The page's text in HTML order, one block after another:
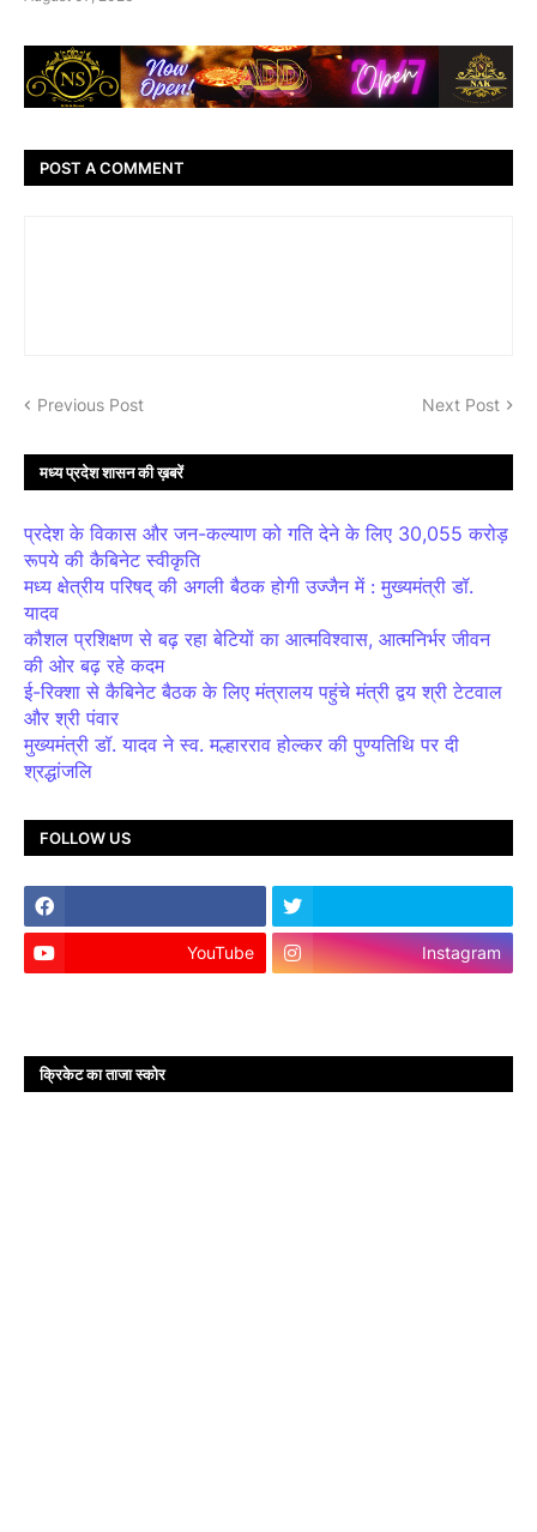
POST A COMMENT
Previous Post Next Post
मध्य प्रदेश शासन की ख़बरें
प्रदेश के विकास और जन-कल्याण को गति देने के लिए 30,055 करोड़
रूपये की कैबिनेट स्वीकृति
मध्य क्षेत्रीय परिषद् की अगली बैठक होगी उज्जैन में : मुख्यमंत्री डॉ.
यादव
कौशल प्रशिक्षण से बढ़ रहा बेटियों का आत्मविश्वास, आत्मनिर्भर जीवन
की ओर बढ़ रहे कदम
ई-रिक्शा से कैबिनेट बैठक के लिए मंत्रालय पहुंचे मंत्री द्वय श्री टेटवाल
और श्री पंवार
मुख्यमंत्री डॉ. यादव ने स्व. मल्हारराव होल्कर की पुण्यतिथि पर दी
श्रद्धांजलि
FOLLOW US
YouTube Instagram
क्रिकेट का ताजा स्कोर